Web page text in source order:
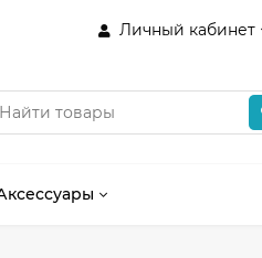
Личный кабинет